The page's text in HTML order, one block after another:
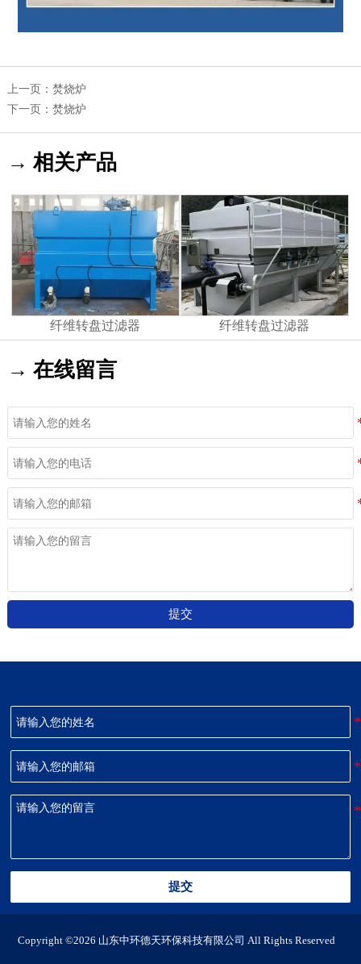
上一页： 焚烧炉
下一页： 焚烧炉
→ 相关产品
纤维转盘过滤器 纤维转盘过滤器
→ 在线留言
提交
提交
Copyright ©2026 山东中环德天环保科技有限公司 All Rights Reserved